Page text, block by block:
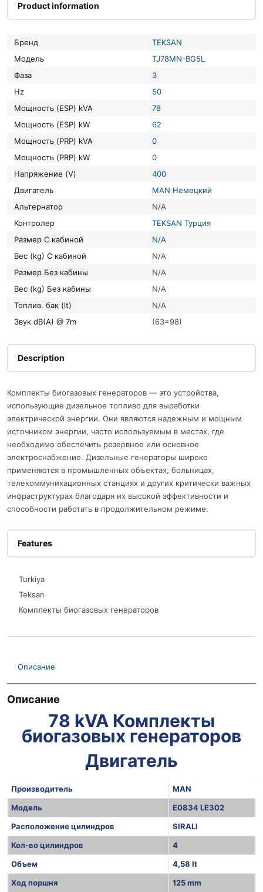
Product information
Бренд
TEKSAN
Модель
TJ78MN-BG5L
Фаза
3
Hz
50
Мощность (ESP) kVA
78
Мощность (ESP) kW
62
Мощность (PRP) kVA
0
Мощность (PRP) kW
0
Напряжение (V)
400
Двигатель
MAN Немецкий
Альтернатор
N/A
Контролер
TEKSAN Турция
Размер С кабиной
N/A
Вес (kg) С кабиной
N/A
Размер Без кабины
N/A
Вес (kg) Без кабины
N/A
Топлив. бак (lt)
N/A
Звук dB(A) @ 7m
(63=98)
Description
Комплекты биогазовых генераторов — это устройства,
использующие дизельное топливо для выработки
электрической энергии. Они являются надежным и мощным
источником энергии, часто используемым в местах, где
необходимо обеспечить резервное или основное
электроснабжение. Дизельные генераторы широко
применяются в промышленных объектах, больницах,
телекоммуникационных станциях и других критически важных
инфраструктурах благодаря их высокой эффективности и
способности работать в продолжительном режиме.
Features
Turkiya
Teksan
Комплекты биогазовых генераторов
Описание
Описание
78 kVA Комплекты
биогазовых генераторов
Двигатель
Производитель
MAN
Модель
E0834 LE302
Расположение цилиндров
SIRALI
Кол-во цилиндров
4
Объем
4,58 lt
Ход поршня
125 mm